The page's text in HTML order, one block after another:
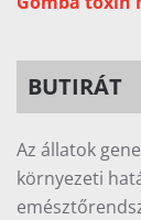
BUTIRÁT
Az állatok
környezeti